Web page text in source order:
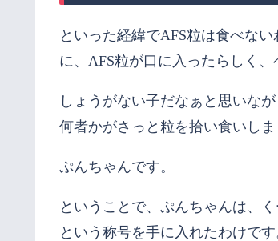
といった経緯でAFS粒は食べな
に、AFS粒が口に入ったらしく、
しょうがない子だなぁと思いな
何者かがさっと粒を拾い食いしま
ぷんちゃんです。
ということで、ぷんちゃんは、
という称号を手に入れたわけです